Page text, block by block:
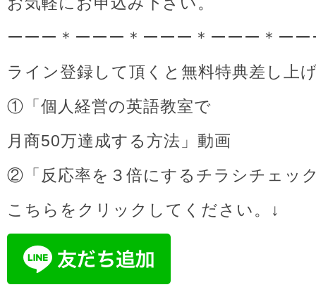
ーーー＊ーーー＊ーーー＊ーーー＊ーー
ライン登録して頂くと無料特典差し上
①「個人経営の英語教室で
月商50万達成する方法」動画
②「反応率を３倍にするチラシチェッ
こちらをクリックしてください。↓